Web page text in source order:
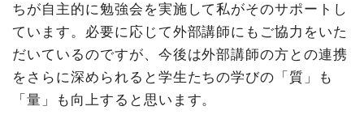
ちが自主的に勉強会を実施して私がそのサポートし
ています。必要に応じて外部講師にもご協力をいた
だいているのですが、今後は外部講師の方との連携
をさらに深められると学生たちの学びの「質」も
「量」も向上すると思います。